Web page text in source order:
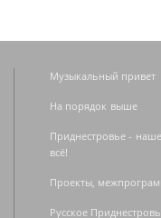
Музыкальный привет
На порядок выше
Приднестровье - наше
всё!
Проекты,
Русское